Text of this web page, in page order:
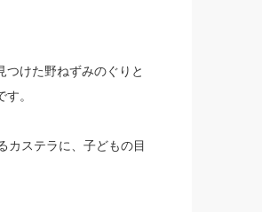
つけた野ねずみのぐりと
。
カステラに、子どもの目